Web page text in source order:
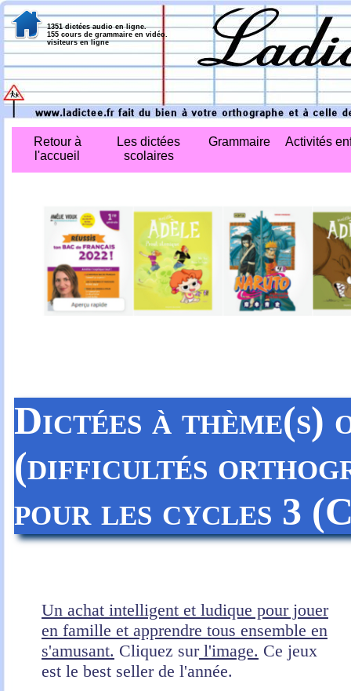
Dictées à thème(s)
(difficultés
pour les cycles 3
Un achat intelligent et ludique pour jouer
en famille et apprendre tous ensemble en
s'amusant. Cliquez surl'image. Ce jeux
est le best seller de l'année.